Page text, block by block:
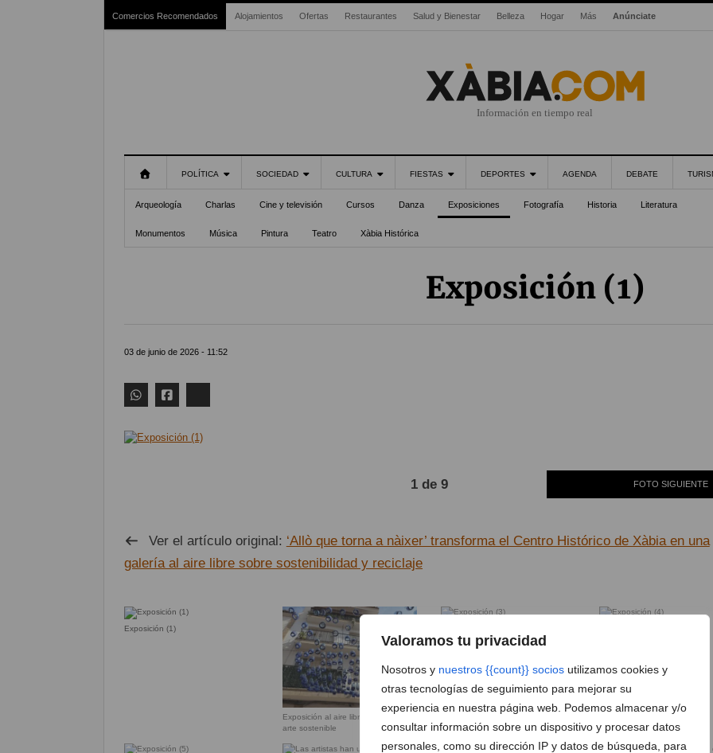
Valoramos tu privacidad
Nosotros y nuestros {{count}} socios utilizamos cookies y
otras tecnologías de seguimiento para mejorar su
experiencia en nuestra página web. Podemos almacenar y/o
consultar información sobre un dispositivo y procesar datos
personales, como su dirección IP y datos de búsqueda, para
Comercios Recomendados Alojamientos Ofertas Restaurantes Salud y Bienestar Belleza Hogar Más Anúnciate
Información en tiempo real
POLÍTICA SOCIEDAD CULTURA FIESTAS DEPORTES AGENDA DEBATE
Arqueología Charlas Cine y televisión Cursos Danza Exposiciones Fotografía Historia Literatura
Monumentos Música Pintura Teatro Xàbia Histórica
Exposición (1)
03 de junio de 2026 - 11:52
1 de 9 FOTO SIGUIENTE
Ver el artículo original: ‘Allò que torna a nàixer’ transforma el Centro Histórico de Xàbia en una
galería al aire libre sobre sostenibilidad y reciclaje
Exposición (1)
Exposición al aire libre con obras de
arte sostenible